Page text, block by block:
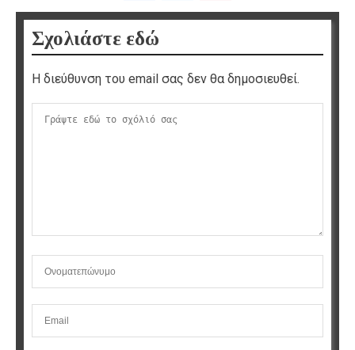
Σχολιάστε εδώ
Η διεύθυνση του email σας δεν θα δημοσιευθεί.